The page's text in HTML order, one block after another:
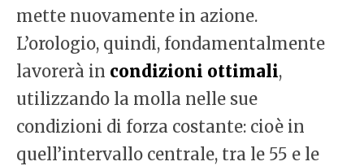
mette nuovamente in azione.
L’orologio, quindi, fondamentalmente
lavorerà in condizioni ottimali,
utilizzando la molla nelle sue
condizioni di forza costante: cioè in
quell’intervallo centrale, tra le 55 e le